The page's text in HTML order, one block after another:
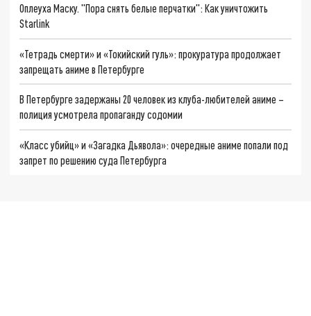
Оплеуха Маску. "Пора снять белые перчатки": Как уничтожить
Starlink
«Тетрадь смерти» и «Токийский гуль»: прокуратура продолжает
запрещать аниме в Петербурге
В Петербурге задержаны 20 человек из клуба-любителей аниме –
полиция усмотрела пропаганду содомии
«Класс убийц» и «Загадка Дьявола»: очередные аниме попали под
запрет по решению суда Петербурга